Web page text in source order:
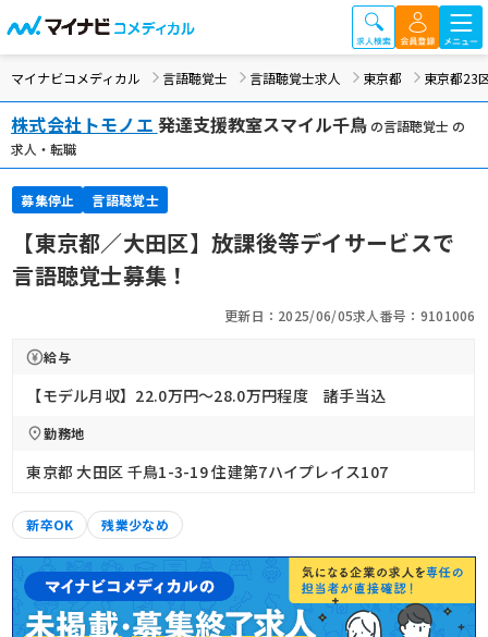
マイナビコメディカル 言語聴覚士 言語聴覚士求人 東京都 東京都23
株式会社トモノエ 発達支援教室スマイル千鳥の言語聴覚士 の
求人・転職
募集停止 言語聴覚士
【東京都／大田区】放課後等デイサービスで
言語聴覚士募集！
更新日：2025/06/05求人番号：9101006
給与
【モデル月収】22.0万円〜28.0万円程度 諸手当込
勤務地
東京都 大田区 千鳥1-3-19 住建第7ハイプレイス107
新卒OK 残業少なめ